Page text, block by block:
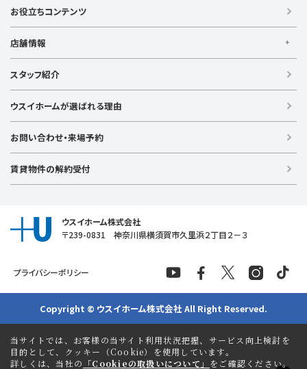
賃貸住宅
事業用賃貸
【買う】
新築戸建て
土地
投資物件
ラグジュアリー物件
【売る】
お役立ちコンテンツ
店舗情報
【横浜エリア】
金沢文庫店
上大岡店 戸塚店 新横浜店
港北ニュータウン店
【湘南エリア】
追浜店
衣笠店
横須賀中央店
スタッフ紹介
ウスイホームが選ばれる理由
お問い合わせ・来場予約
賃貸物件の解約受付
ウスイホーム株式会社
〒239-0831 神奈川県横須賀市久里浜２丁目２－３
プライバシーポリシー
Copyright © ウスイホーム株式会社 All Right Reserved.
当サイトでは、お客様の当サイト利用状況把握、サービス向上検討を
目的として、クッキー（Cookie）を使用しています。
詳しくは、当社の 「Cookieの取扱いについて」 をご確認ください。